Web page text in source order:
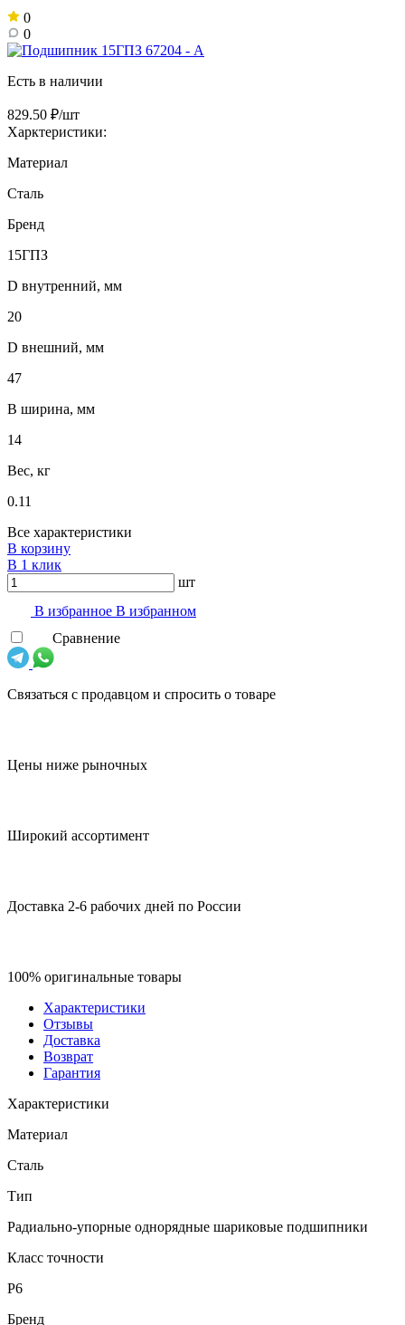
0
0
Есть в наличии
829.50 ₽/шт
Харктеристики:
Материал
Сталь
Бренд
15ГПЗ
D внутренний, мм
20
D внешний, мм
47
B ширина, мм
14
Вес, кг
0.11
Все характеристики
В корзину
В 1 клик
шт
В избранноe В избранном
Сравнение
Связаться с продавцом и спросить о товаре
Цены ниже рыночных
Широкий ассортимент
Доставка 2-6 рабочих дней по России
100% оригинальные товары
Характеристики
Отзывы
Доставка
Возврат
Гарантия
Характеристики
Материал
Сталь
Тип
Радиально-упорные однорядные шариковые подшипники
Класс точности
P6
Бренд